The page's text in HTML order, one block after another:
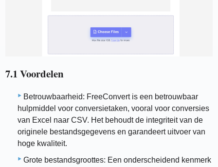
7.1 Voordelen
Betrouwbaarheid: FreeConvert is een betrouwbaar
hulpmiddel voor conversietaken, vooral voor conversies
van Excel naar CSV. Het behoudt de integriteit van de
originele bestandsgegevens en garandeert uitvoer van
hoge kwaliteit.
Grote bestandsgroottes: Een onderscheidend kenmerk